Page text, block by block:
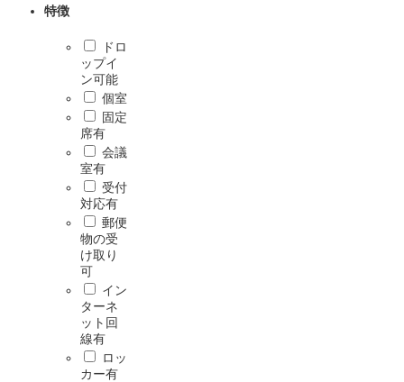
特徴
ドロ
ップイ
ン可能
個室
固定
席有
会議
室有
受付
対応有
郵便
物の受
け取り
可
イン
ターネ
ット回
線有
ロッ
カー有